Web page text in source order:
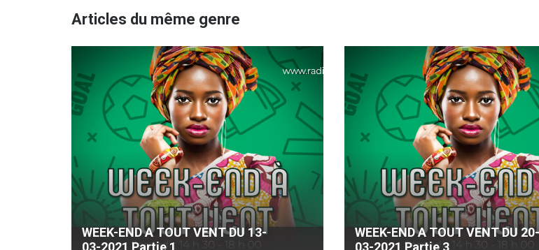
Articles du même genre
WEEK-END A TOUT VENT DU 13-
WEEK-END A TOUT VENT DU 20-